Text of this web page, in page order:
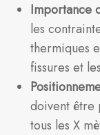
Importance
les
thermiques
fissures et
doivent être
tous les X